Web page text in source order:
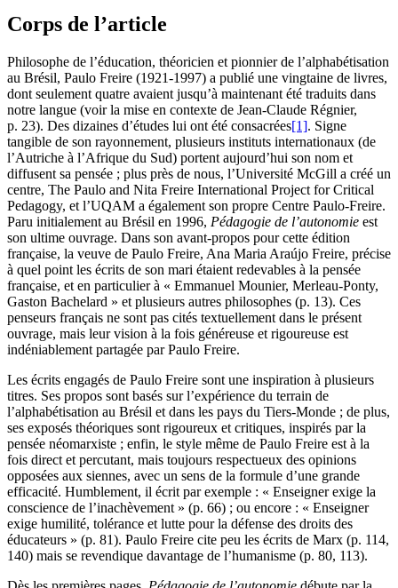
Corps de l’article
Philosophe de l’éducation, théoricien et pionnier de l’alphabétisation
au Brésil, Paulo Freire (1921-1997) a publié une vingtaine de livres,
dont seulement quatre avaient jusqu’à maintenant été traduits dans
notre langue (voir la mise en contexte de Jean-Claude Régnier,
p. 23). Des dizaines d’études lui ont été consacrées[1]. Signe
tangible de son rayonnement, plusieurs instituts internationaux (de
l’Autriche à l’Afrique du Sud) portent aujourd’hui son nom et
diffusent sa pensée ; plus près de nous, l’Université McGill a créé un
centre, The Paulo and Nita Freire International Project for Critical
Pedagogy, et l’UQAM a également son propre Centre Paulo-Freire.
Paru initialement au Brésil en 1996, Pédagogie de l’autonomie est
son ultime ouvrage. Dans son avant-propos pour cette édition
française, la veuve de Paulo Freire, Ana Maria Araújo Freire, précise
à quel point les écrits de son mari étaient redevables à la pensée
française, et en particulier à « Emmanuel Mounier, Merleau-Ponty,
Gaston Bachelard » et plusieurs autres philosophes (p. 13). Ces
penseurs français ne sont pas cités textuellement dans le présent
ouvrage, mais leur vision à la fois généreuse et rigoureuse est
indéniablement partagée par Paulo Freire.
Les écrits engagés de Paulo Freire sont une inspiration à plusieurs
titres. Ses propos sont basés sur l’expérience du terrain de
l’alphabétisation au Brésil et dans les pays du Tiers-Monde ; de plus,
ses exposés théoriques sont rigoureux et critiques, inspirés par la
pensée néomarxiste ; enfin, le style même de Paulo Freire est à la
fois direct et percutant, mais toujours respectueux des opinions
opposées aux siennes, avec un sens de la formule d’une grande
efficacité. Humblement, il écrit par exemple : « Enseigner exige la
conscience de l’inachèvement » (p. 66) ; ou encore : « Enseigner
exige humilité, tolérance et lutte pour la défense des droits des
éducateurs » (p. 81). Paulo Freire cite peu les écrits de Marx (p. 114,
140) mais se revendique davantage de l’humanisme (p. 80, 113).